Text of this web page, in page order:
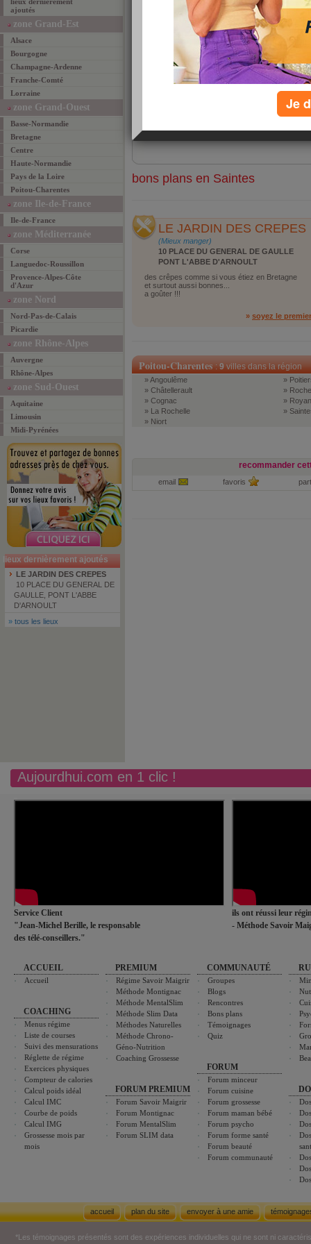
ajoutés
zone Grand-Est
Alsace
Bourgogne
Champagne-Ardenne
Franche-Comté
Lorraine
zone Grand-Ouest
Basse-Normandie
Bretagne
Centre
Haute-Normandie
Pays de la Loire
Poitou-Charentes
zone Ile-de-France
Ile-de-France
zone Méditerranée
Corse
Languedoc-Roussillon
Provence-Alpes-Côte
d'Azur
zone Nord
Nord-Pas-de-Calais
Picardie
zone Rhône-Alpes
Auvergne
Rhône-Alpes
zone Sud-Ouest
Aquitaine
Limousin
Midi-Pyrénées
lieux dernièrement ajoutés
LE JARDIN DES CREPES
10 PLACE DU GENERAL DE
GAULLE, PONT L'ABBE
D'ARNOULT
» tous les lieux
LE JARDIN DES CREPES
des crêpes comme si vous étiez en
Bretagne et surtout ... [suite]
» les mieux manger
les + commenté(e)s de
rechercher
ville
bons plans en Saintes
LE JARDIN DES CREPES
(Mieux manger)
10 PLACE DU GENERAL DE GAULLE
PONT L'ABBE D'ARNOULT
des crêpes comme si vous étiez en Bretagne
et surtout aussi bonnes...
a goûter !!!
» soyez le
Poitou-Charentes:9villes dans la région
» Angoulême
» Châtellerault
» Cognac
» La Rochelle
» Niort
»
»
» Royan
»
recommander
email favoris
Aujourdhui.com en 1 clic !
Service Client
"Jean-Michel Berille, le responsable
des télé-conseillers."
ils ont réussi leur
- Méthode Savoir
ACCUEIL
Accueil
COACHING
Menus régime
Liste de courses
Suivi des mensurations
Réglette de régime
Exercices physiques
Compteur de calories
Calcul poids idéal
Calcul IMC
Courbe de poids
Calcul IMG
Grossesse mois par
mois
PREMIUM
Régime Savoir Maigrir
Méthode Montignac
Méthode MentalSlim
Méthode Slim Data
Méthodes Naturelles
Méthode Chrono-
Géno-Nutrition
Coaching Grossesse
FORUM PREMIUM
Forum Savoir Maigrir
Forum Montignac
Forum MentalSlim
Forum SLIM data
COMMUNAUTÉ
Groupes
Blogs
Rencontres
Bons plans
Témoignages
Quiz
FORUM
Forum minceur
Forum cuisine
Forum grossesse
Forum maman bébé
Forum psycho
Forum forme santé
Forum beauté
Forum communauté
accueil plan du site envoyer à une amie
*Les témoignages présentés sont des expériences individuelles qui ne sont ni
Je